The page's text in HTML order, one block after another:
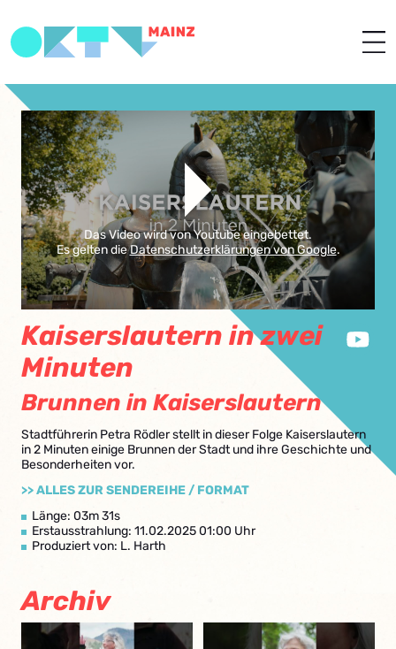
Das Video wird von Youtube eingebettet.
Es gelten dieDatenschutzerklärungen von Google.
Kaiserslautern in zwei
Minuten
Brunnen in Kaiserslautern
Stadtführerin Petra Rödler stellt in dieser Folge Kaiserslautern
in 2 Minuten einige Brunnen der Stadt und ihre Geschichte und
Besonderheiten vor.
>> ALLES ZUR SENDEREIHE / FORMAT
Länge: 03m 31s
Erstausstrahlung: 11.02.2025 01:00 Uhr
Produziert von: L. Harth
Archiv